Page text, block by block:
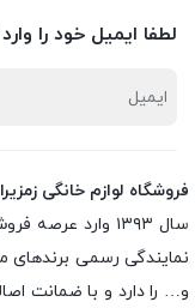
لطفا ایمیل خود را
فروشگاه لوازم خانگی
سال ۱۳۹۳ وارد
نمایندگی رسمی برندهای
و… را دارد و با ضمانت